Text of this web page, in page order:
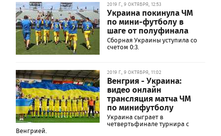
2019 Г., 9 ОКТЯБРЯ, 12:53
Украина покинула ЧМ
по мини-футболу в
шаге от полуфинала
Сборная Украины уступила со
счетом 0:3.
2019 Г., 9 ОКТЯБРЯ, 11:02
Венгрия - Украина:
видео онлайн
трансляция матча ЧМ
по минифутболу
Украина сыграет в
четвертьфинале турнира с
Венгрией.